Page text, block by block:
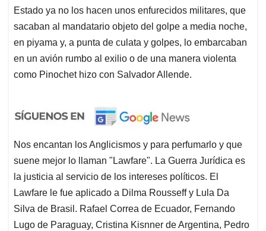
Estado ya no los hacen unos enfurecidos militares, que
sacaban al mandatario objeto del golpe a media noche,
en piyama y, a punta de culata y golpes, lo embarcaban
en un avión rumbo al exilio o de una manera violenta
como Pinochet hizo con Salvador Allende.
Nos encantan los Anglicismos y para perfumarlo y que
suene mejor lo llaman "Lawfare". La Guerra Jurídica es
la justicia al servicio de los intereses políticos. El
Lawfare le fue aplicado a Dilma Rousseff y Lula Da
Silva de Brasil. Rafael Correa de Ecuador, Fernando
Lugo de Paraguay, Cristina Kisnner de Argentina, Pedro